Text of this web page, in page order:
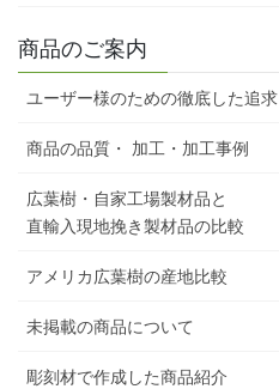
商品のご案内
ユーザー様のための徹底した追求
商品の品質・ 加工・加工事例
広葉樹・自家工場製材品と
直輸入現地挽き製材品の比較
アメリカ広葉樹の産地比較
未掲載の商品について
彫刻材で作成した商品紹介